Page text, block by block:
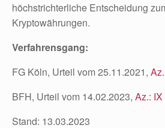
höchstrichterliche Entscheidung
Kryptowährungen.
Verfahrensgang:
FG Köln, Urteil vom 25.11.2021,
BFH, Urteil vom 14.02.2023, Az.:
Stand: 13.03.2023